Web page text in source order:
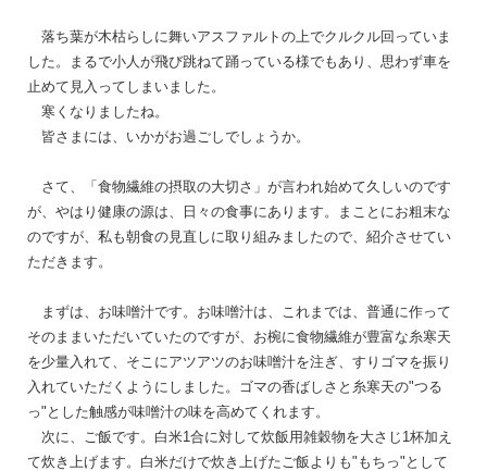
落ち葉が木枯らしに舞いアスファルトの上でクルクル回っていま
した。まるで小人が飛び跳ねて踊っている様でもあり、思わず車を
止めて見入ってしまいました。
寒くなりましたね。
皆さまには、いかがお過ごしでしょうか。
さて、「食物繊維の摂取の大切さ」が言われ始めて久しいのです
が、やはり健康の源は、日々の食事にあります。まことにお粗末な
のですが、私も朝食の見直しに取り組みましたので、紹介させてい
ただきます。
まずは、お味噌汁です。お味噌汁は、これまでは、普通に作って
そのままいただいていたのですが、お椀に食物繊維が豊富な糸寒天
を少量入れて、そこにアツアツのお味噌汁を注ぎ、すりゴマを振り
入れていただくようにしました。ゴマの香ばしさと糸寒天の"つる
っ"とした触感が味噌汁の味を高めてくれます。
次に、ご飯です。白米1合に対して炊飯用雑穀物を大さじ1杯加え
て炊き上げます。白米だけで炊き上げたご飯よりも"もちっ"として